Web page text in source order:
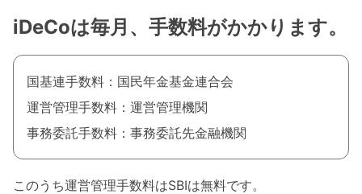
iDeCoは毎月、手数料がかかります。
国基連手数料：国民年金基金連合会
運営管理手数料：運営管理機関
事務委託手数料：事務委託先金融機関
このうち運営管理手数料はSBIは無料です。